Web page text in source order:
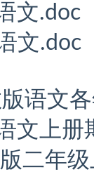
文.doc
文.doc
语文
文上册
二年级